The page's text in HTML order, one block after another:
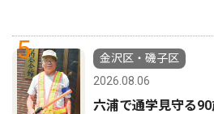
5
金沢区・磯子区
2026.08.06
六浦で通学見守る